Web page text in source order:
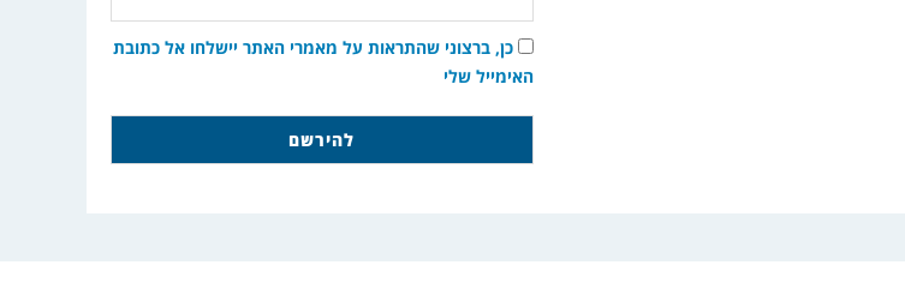
כן, ברצוני שהתראות על מאמרי האתר יישלחו אל כתובת
האימייל שלי